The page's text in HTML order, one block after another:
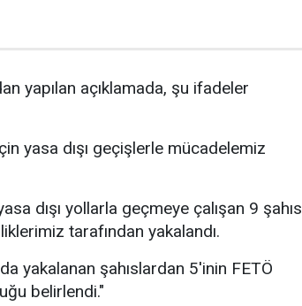
yapılan açıklamada, şu ifadeler
yasa dışı geçişlerle mücadelemiz
dışı yollarla geçmeye çalışan 9 şahıs
tarafından yakalandı.
yakalanan şahıslardan 5'inin FETÖ
belirlendi."